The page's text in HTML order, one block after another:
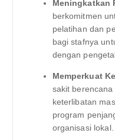
Meningkatkan
berkomitmen
pelatihan dan
bagi stafnya
dengan
Memperkuat
sakit
keterlibatan
program
organisasi lokal.